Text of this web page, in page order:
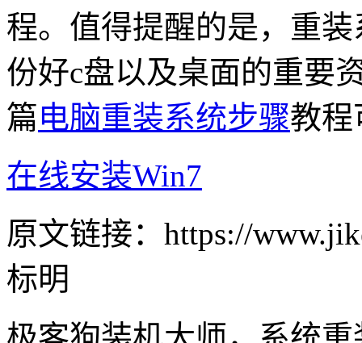
程。值得提醒的是，重
份好c盘以及桌面的重要
篇电脑重装系统步骤教程
在线安装Win7
原文链接：https://
标明